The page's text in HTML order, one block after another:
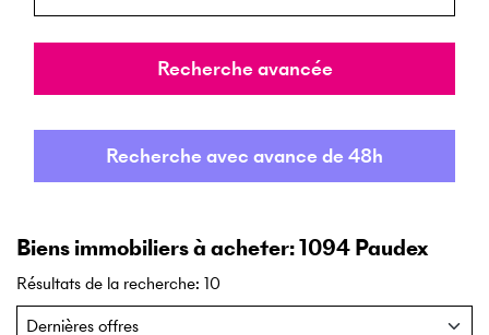
Rayon
Recherche avancée
Recherche avec avance de 48h
Biens immobiliers à acheter: 1094 Paudex
Résultats de la recherche: 10